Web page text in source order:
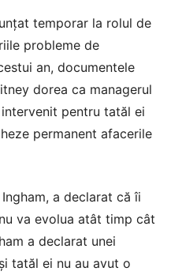
temporar la rolul de
probleme de
an, documentele
dorea ca managerul
pentru tatăl ei
permanent afacerile
a declarat că îi
va evolua atât timp cât
a declarat unei
tatăl ei nu au avut o